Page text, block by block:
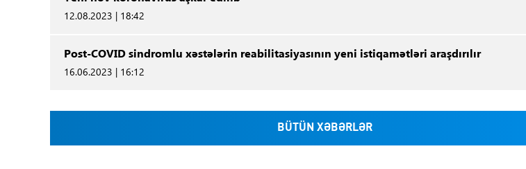
12.08.2023 | 18:42
Post-COVID sindromlu xəstələrin reabilitasiyasının yeni istiqamətləri araşdırılır
16.06.2023 | 16:12
BÜTÜN XƏBƏRLƏR